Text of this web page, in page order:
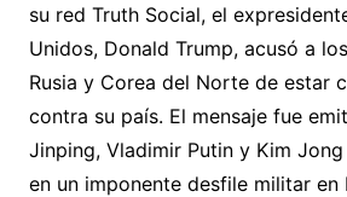
su red Truth Social, el
Unidos, Donald Trump, acusó a
Rusia y Corea del Norte de estar
contra su país. El mensaje fue
Jinping, Vladimir Putin y Kim
en un imponente desfile militar en